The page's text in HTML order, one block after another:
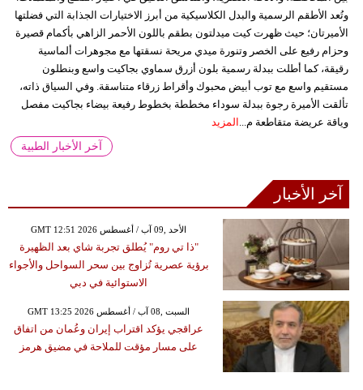
وتُعد الأطقم الرسمية والبدل الكلاسيكية من أبرز الاختيارات الجذابة التي فضلتها
الأميرتان؛ حيث ظهرت كيت ميدلتون بطقم باللون الأحمر الزاهي بأكمام قصيرة
وحزام رفيع على الخصر وتنورة ميدي مريحة نسقتها مع مجوهرات ألماسية
رقيقة، كما أطلت ببدلة رسمية بلون أزرق سماوي بجاكيت واسع وبنطلون
مستقيم واسع مع توب أبيض محبوك وأقراط زرقاء متناسقة. وفي السياق ذاته،
تألقت الأميرة رجوة ببدلة سوداء مخططة بخطوط رفيعة بيضاء بجاكيت مفصل
وياقة عريضة متقاطعة م... المزيد
آخر الأخبار الطبية
آخر الأخبار
GMT 12:51 2026 الأحد ,09 آب / أغسطس
"ذا تي روم" يُطلق تجربة شاي بعد الظهيرة
برؤية عصرية تُزاوج بين سحر السواحل والأجواء
الاستوائية في دبي
GMT 13:25 2026 السبت ,08 آب / أغسطس
عراقجي يؤكد اقتراب إيران وعُمان من اتفاق
على مسار مؤقت للملاحة في مضيق هرمز